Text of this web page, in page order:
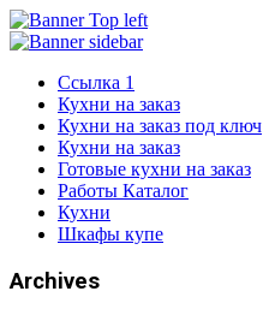
Ссылка 1
Кухни на заказ
Кухни на заказ под ключ
Кухни на заказ
Готовые кухни на заказ
Работы Каталог
Кухни
Шкафы купе
Archives